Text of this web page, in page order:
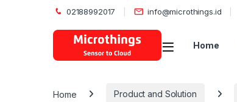
02188992017 info@microthings.id
Open Home
Home Product and Solution